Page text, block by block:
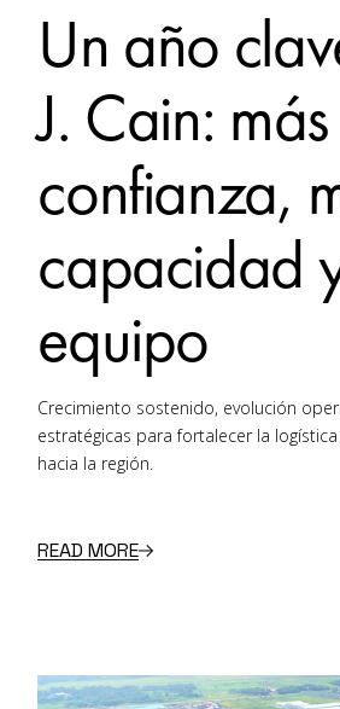
Un año
J. Cain: más
confianza,
capacidad
equipo
Crecimiento sostenido, evolución
estratégicas para fortalecer la
hacia la región.
READ MORE